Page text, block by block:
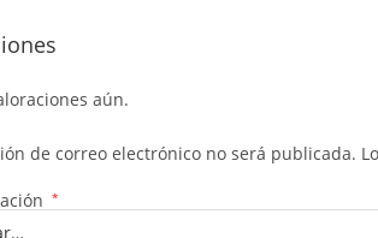
aún.
de correo electrónico no será publicada.
*